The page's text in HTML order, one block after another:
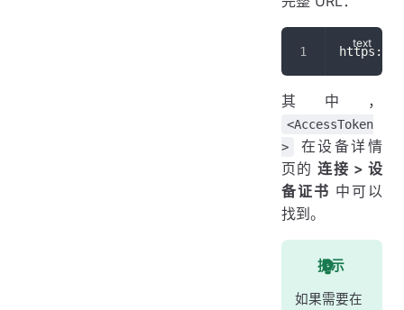
https://
其中，
<AccessToken
>
在设备详情
页的连接 > 设
备证书 中可以
找到。
提示
如果需要在